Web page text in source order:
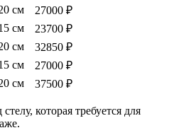
см
27000 ₽
см
23700 ₽
см
32850 ₽
см
27000 ₽
см 37500 ₽
которая требуется для